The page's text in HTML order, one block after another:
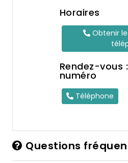
Horaires
Obtenir
Rendez-vous
numéro
Téléphone
Questions